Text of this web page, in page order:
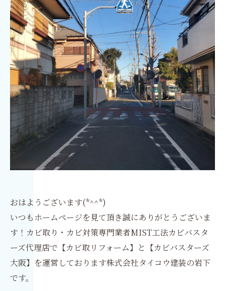
おはようございます(*^^*)
いつもホームページを見て頂き誠にありがとうございま
す！カビ取り・カビ対策専門業者MIST工法カビバスタ
ーズ代理店で【カビ取リフォーム】と【カビバスターズ
大阪】を運営しております株式会社タイコウ建装の岩下
です。